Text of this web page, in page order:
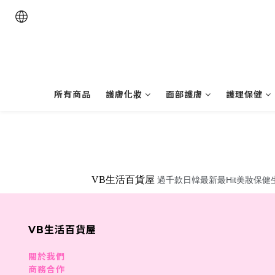
所有商品 護膚化妝 面部護膚 護理保健
VB生活百貨屋 過千款日韓最新最Hit美妝保健
VB生活百貨屋
關於我們
商務合作